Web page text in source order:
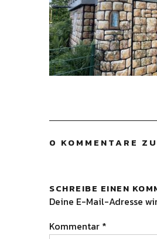
0 KOMMENTARE
SCHREIBE EINEN
Deine E-Mail-Adresse
Kommentar *